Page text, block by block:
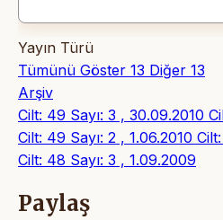
Yayın Türü
Tümünü Göster 13 Diğer 13
Arşiv
Cilt: 49 Sayı: 3 , 30.09.2010
Cilt: 49 Sayı: 2 , 1.06.2010
Cilt: 48 Sayı: 3 , 1.09.2009
Paylaş